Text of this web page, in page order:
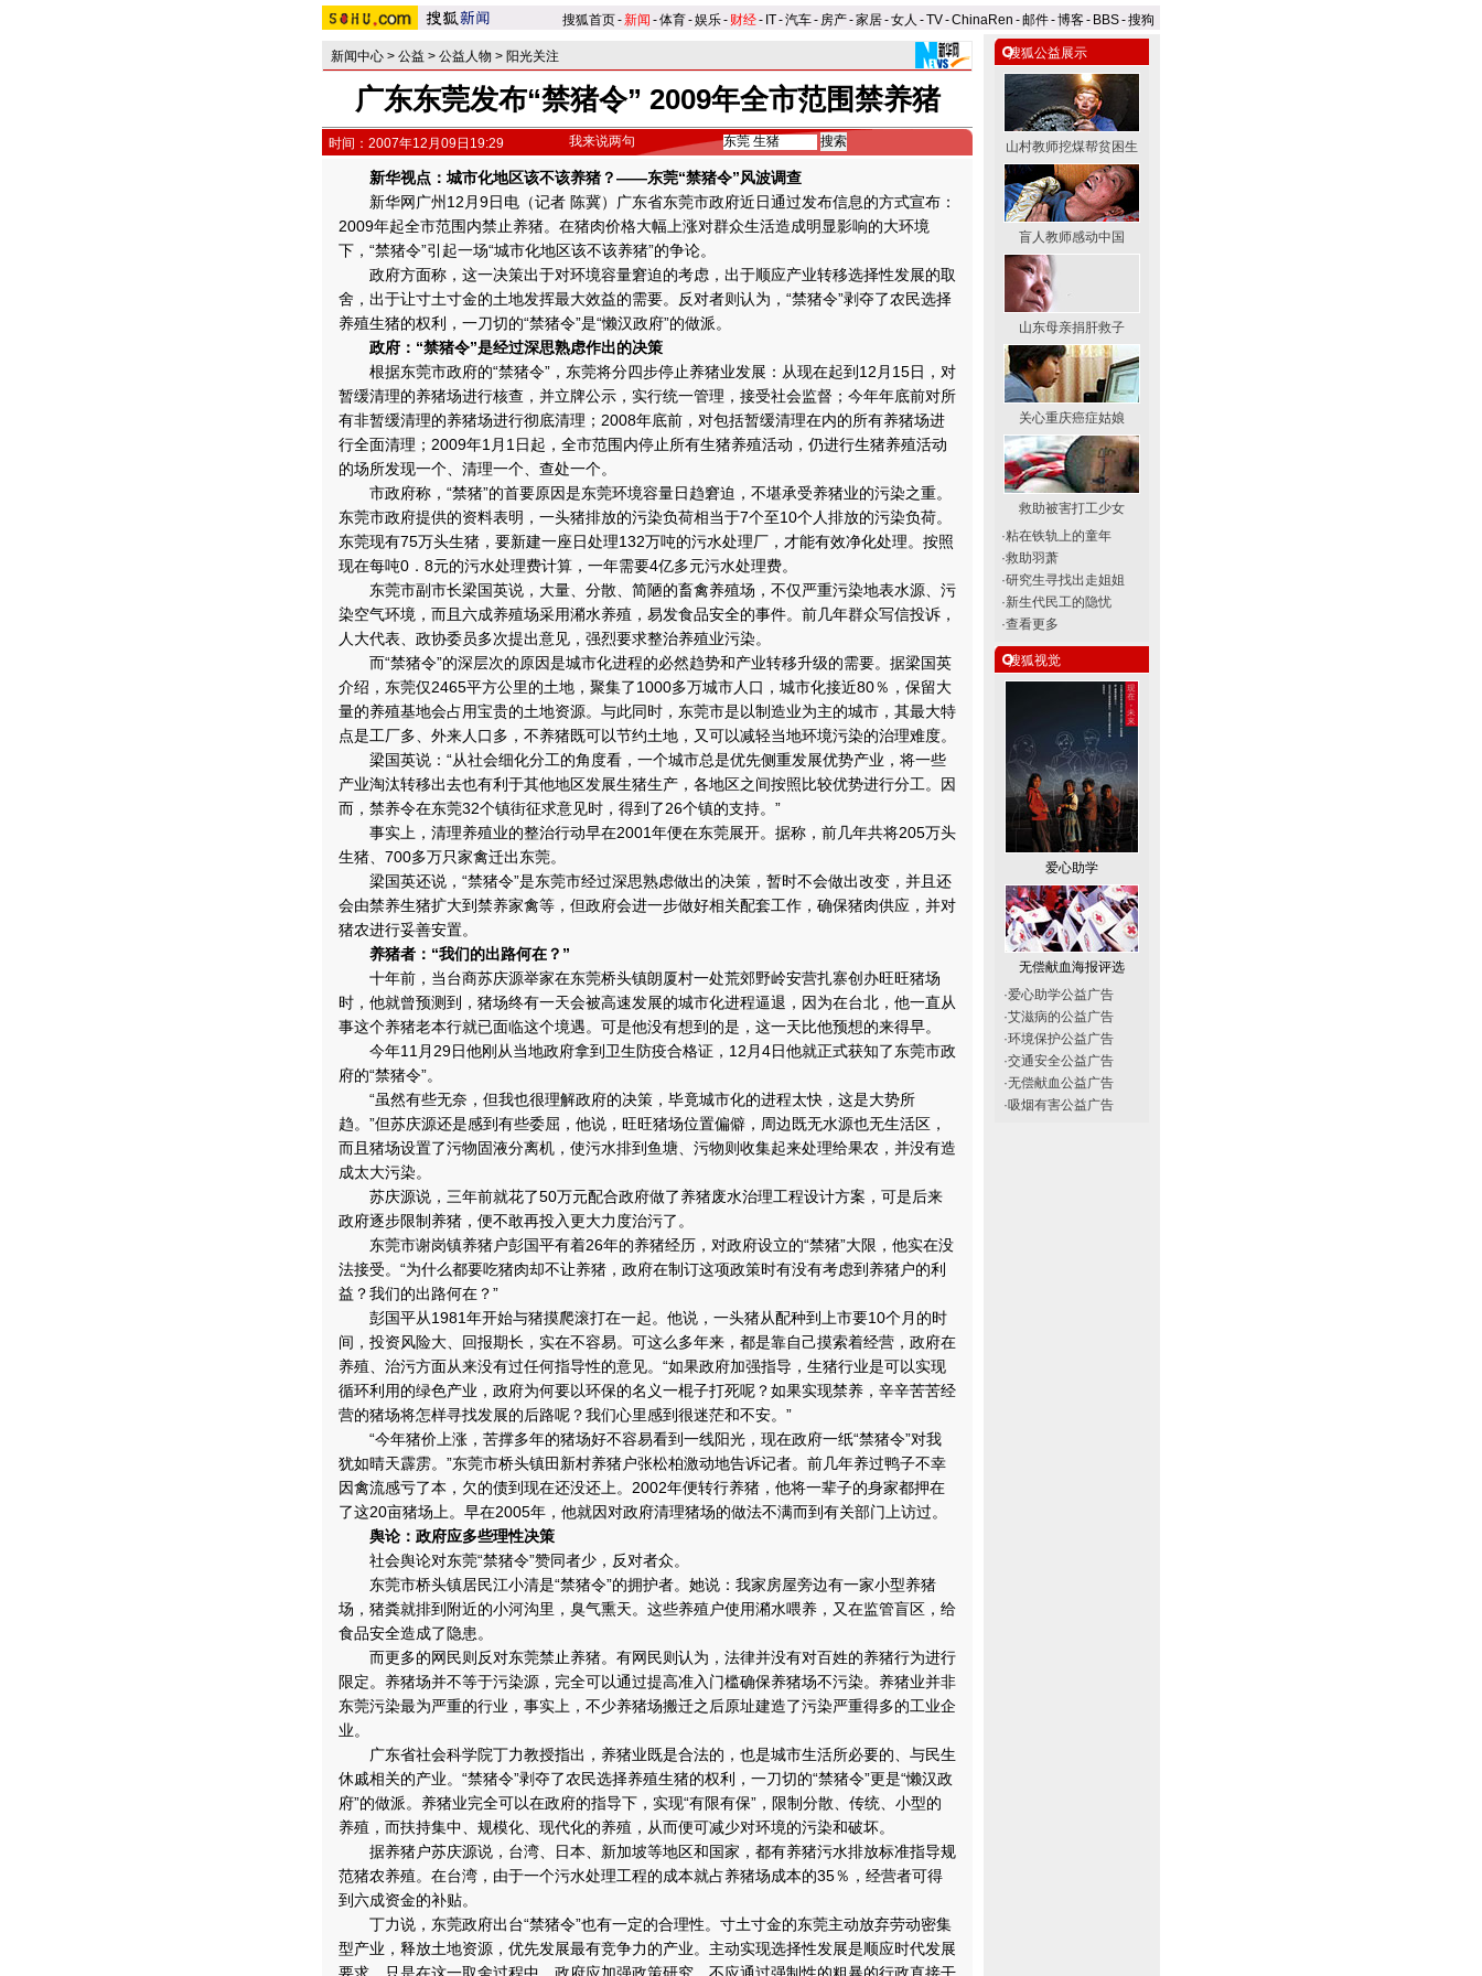
搜狐首页-新闻 -体育-娱乐- 财经- IT-汽车- 房产-家居-女人 -TV-ChinaRen -邮件-博客- BBS-搜狗
新闻中心 > 公益 > 公益人物 > 阳光关注
广东东莞发布“禁猪令” 2009年全市范围禁养猪
时间：2007年12月09日19:29 我来说两句
新华视点：城市化地区该不该养猪？——东莞“禁猪令”风波调查
新华网广州12月9日电（记者 陈冀）广东省东莞市政府近日通过发布信息的方式宣布：
2009年起全市范围内禁止养猪。在猪肉价格大幅上涨对群众生活造成明显影响的大环境
下，“禁猪令”引起一场“城市化地区该不该养猪”的争论。
政府方面称，这一决策出于对环境容量窘迫的考虑，出于顺应产业转移选择性发展的取
舍，出于让寸土寸金的土地发挥最大效益的需要。反对者则认为，“禁猪令”剥夺了农民选择
养殖生猪的权利，一刀切的“禁猪令”是“懒汉政府”的做派。
政府：“禁猪令”是经过深思熟虑作出的决策
根据东莞市政府的“禁猪令”，东莞将分四步停止养猪业发展：从现在起到12月15日，对
暂缓清理的养猪场进行核查，并立牌公示，实行统一管理，接受社会监督；今年年底前对所
有非暂缓清理的养猪场进行彻底清理；2008年底前，对包括暂缓清理在内的所有养猪场进
行全面清理；2009年1月1日起，全市范围内停止所有生猪养殖活动，仍进行生猪养殖活动
的场所发现一个、清理一个、查处一个。
市政府称，“禁猪”的首要原因是东莞环境容量日趋窘迫，不堪承受养猪业的污染之重。
东莞市政府提供的资料表明，一头猪排放的污染负荷相当于7个至10个人排放的污染负荷。
东莞现有75万头生猪，要新建一座日处理132万吨的污水处理厂，才能有效净化处理。按照
现在每吨0．8元的污水处理费计算，一年需要4亿多元污水处理费。
东莞市副市长梁国英说，大量、分散、简陋的畜禽养殖场，不仅严重污染地表水源、污
染空气环境，而且六成养殖场采用潲水养殖，易发食品安全的事件。前几年群众写信投诉，
人大代表、政协委员多次提出意见，强烈要求整治养殖业污染。
而“禁猪令”的深层次的原因是城市化进程的必然趋势和产业转移升级的需要。据梁国英
介绍，东莞仅2465平方公里的土地，聚集了1000多万城市人口，城市化接近80％，保留大
量的养殖基地会占用宝贵的土地资源。与此同时，东莞市是以制造业为主的城市，其最大特
点是工厂多、外来人口多，不养猪既可以节约土地，又可以减轻当地环境污染的治理难度。
梁国英说：“从社会细化分工的角度看，一个城市总是优先侧重发展优势产业，将一些
产业淘汰转移出去也有利于其他地区发展生猪生产，各地区之间按照比较优势进行分工。因
而，禁养令在东莞32个镇街征求意见时，得到了26个镇的支持。”
事实上，清理养殖业的整治行动早在2001年便在东莞展开。据称，前几年共将205万头
生猪、700多万只家禽迁出东莞。
梁国英还说，“禁猪令”是东莞市经过深思熟虑做出的决策，暂时不会做出改变，并且还
会由禁养生猪扩大到禁养家禽等，但政府会进一步做好相关配套工作，确保猪肉供应，并对
猪农进行妥善安置。
养猪者：“我们的出路何在？”
十年前，当台商苏庆源举家在东莞桥头镇朗厦村一处荒郊野岭安营扎寨创办旺旺猪场
时，他就曾预测到，猪场终有一天会被高速发展的城市化进程逼退，因为在台北，他一直从
事这个养猪老本行就已面临这个境遇。可是他没有想到的是，这一天比他预想的来得早。
今年11月29日他刚从当地政府拿到卫生防疫合格证，12月4日他就正式获知了东莞市政
府的“禁猪令”。
“虽然有些无奈，但我也很理解政府的决策，毕竟城市化的进程太快，这是大势所
趋。”但苏庆源还是感到有些委屈，他说，旺旺猪场位置偏僻，周边既无水源也无生活区，
而且猪场设置了污物固液分离机，使污水排到鱼塘、污物则收集起来处理给果农，并没有造
成太大污染。
苏庆源说，三年前就花了50万元配合政府做了养猪废水治理工程设计方案，可是后来
政府逐步限制养猪，便不敢再投入更大力度治污了。
东莞市谢岗镇养猪户彭国平有着26年的养猪经历，对政府设立的“禁猪”大限，他实在没
法接受。“为什么都要吃猪肉却不让养猪，政府在制订这项政策时有没有考虑到养猪户的利
益？我们的出路何在？”
彭国平从1981年开始与猪摸爬滚打在一起。他说，一头猪从配种到上市要10个月的时
间，投资风险大、回报期长，实在不容易。可这么多年来，都是靠自己摸索着经营，政府在
养殖、治污方面从来没有过任何指导性的意见。“如果政府加强指导，生猪行业是可以实现
循环利用的绿色产业，政府为何要以环保的名义一棍子打死呢？如果实现禁养，辛辛苦苦经
营的猪场将怎样寻找发展的后路呢？我们心里感到很迷茫和不安。”
“今年猪价上涨，苦撑多年的猪场好不容易看到一线阳光，现在政府一纸“禁猪令”对我
犹如晴天霹雳。”东莞市桥头镇田新村养猪户张松柏激动地告诉记者。前几年养过鸭子不幸
因禽流感亏了本，欠的债到现在还没还上。2002年便转行养猪，他将一辈子的身家都押在
了这20亩猪场上。早在2005年，他就因对政府清理猪场的做法不满而到有关部门上访过。
舆论：政府应多些理性决策
社会舆论对东莞“禁猪令”赞同者少，反对者众。
东莞市桥头镇居民江小清是“禁猪令”的拥护者。她说：我家房屋旁边有一家小型养猪
场，猪粪就排到附近的小河沟里，臭气熏天。这些养殖户使用潲水喂养，又在监管盲区，给
食品安全造成了隐患。
而更多的网民则反对东莞禁止养猪。有网民则认为，法律并没有对百姓的养猪行为进行
限定。养猪场并不等于污染源，完全可以通过提高准入门槛确保养猪场不污染。养猪业并非
东莞污染最为严重的行业，事实上，不少养猪场搬迁之后原址建造了污染严重得多的工业企
业。
广东省社会科学院丁力教授指出，养猪业既是合法的，也是城市生活所必要的、与民生
休戚相关的产业。“禁猪令”剥夺了农民选择养殖生猪的权利，一刀切的“禁猪令”更是“懒汉政
府”的做派。养猪业完全可以在政府的指导下，实现“有限有保”，限制分散、传统、小型的
养殖，而扶持集中、规模化、现代化的养殖，从而便可减少对环境的污染和破坏。
据养猪户苏庆源说，台湾、日本、新加坡等地区和国家，都有养猪污水排放标准指导规
范猪农养殖。在台湾，由于一个污水处理工程的成本就占养猪场成本的35％，经营者可得
到六成资金的补贴。
丁力说，东莞政府出台“禁猪令”也有一定的合理性。寸土寸金的东莞主动放弃劳动密集
型产业，释放土地资源，优先发展最有竞争力的产业。主动实现选择性发展是顺应时代发展
搜狐公益展示
山村教师挖煤帮贫困生
盲人教师感动中国
山东母亲捐肝救子
关心重庆癌症姑娘
救助被害打工少女
·粘在铁轨上的童年
·救助羽萧
·研究生寻找出走姐姐
·新生代民工的隐忧
·查看更多
搜狐视觉
爱心助学
无偿献血海报评选
·爱心助学公益广告
·艾滋病的公益广告
·环境保护公益广告
·交通安全公益广告
·无偿献血公益广告
·吸烟有害公益广告